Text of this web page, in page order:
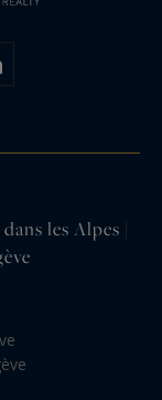
les Alpes |